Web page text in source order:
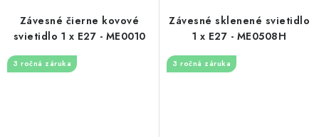
Závesné čierne kovové
svietidlo 1 x E27 - ME0010
3 ročná záruka
Závesné sklenené svietidlo
1 x E27 - ME0508H
3 ročná záruka